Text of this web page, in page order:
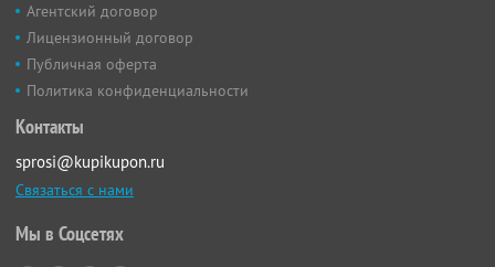
Агентский договор
Лицензионный договор
Публичная оферта
Политика конфиденциальности
Контакты
sprosi@kupikupon.ru
Связаться с нами
Мы в Соцсетях